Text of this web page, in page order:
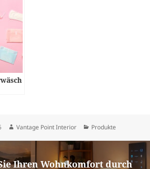
Autor
Vantage Point Interior Kategorien
Produkte
Ihren Wohnkomfort durch